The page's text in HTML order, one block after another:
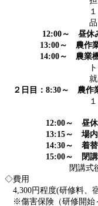
１日目はキュウ
12:00～ 昼休
13:00～ 農作業
14:00～ 農業機械
トラクターや管
就農相談では就農
２日目：8:30～ 農作
１日目に体験して
12:00～ 昼休
13:15～ 場内
14:30～ 着替え・
15:00～ 閉講
閉講式
◇費用
4,300円程度(研修料、
※傷害保険（研修開始